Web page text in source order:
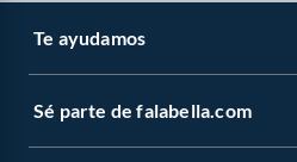
Te ayudamos
Sé parte de falabella.com